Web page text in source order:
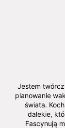
Jestem
planowanie
świata.
dalekie,
Fascynują